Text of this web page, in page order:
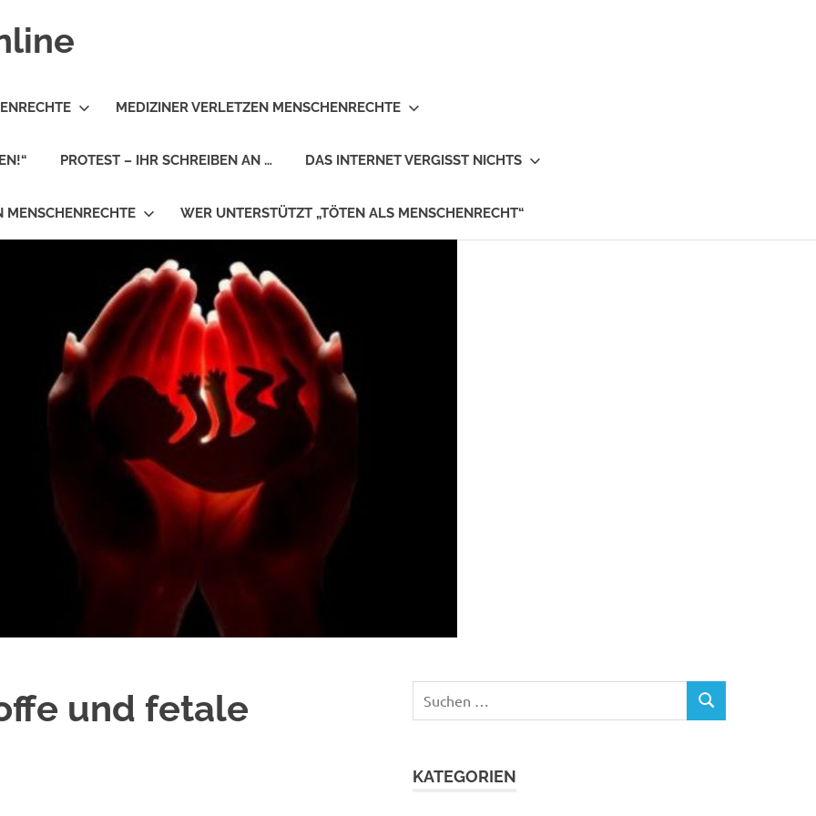
MEDIZINER VERLETZEN MENSCHENRECHTE
PROTEST – IHR SCHREIBEN AN … DAS INTERNET VERGISST NICHTS
MENSCHENRECHTE WER UNTERSTÜTZT „TÖTEN ALS MENSCHENRECHT“
und fetale
Suchen
SUCHEN
KATEGORIEN